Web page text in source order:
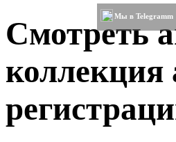
Смотреть
коллекция
Мы в Telegramm